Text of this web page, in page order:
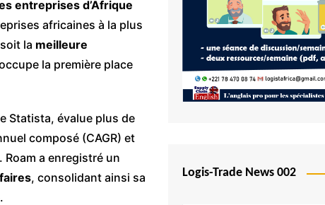
entreprises d’Afrique
africaines à la plus
la meilleure
la première place
Statista, évalue plus de
composé (CAGR) et
a enregistré un
, consolidant ainsi sa
Logis-Trade News 002